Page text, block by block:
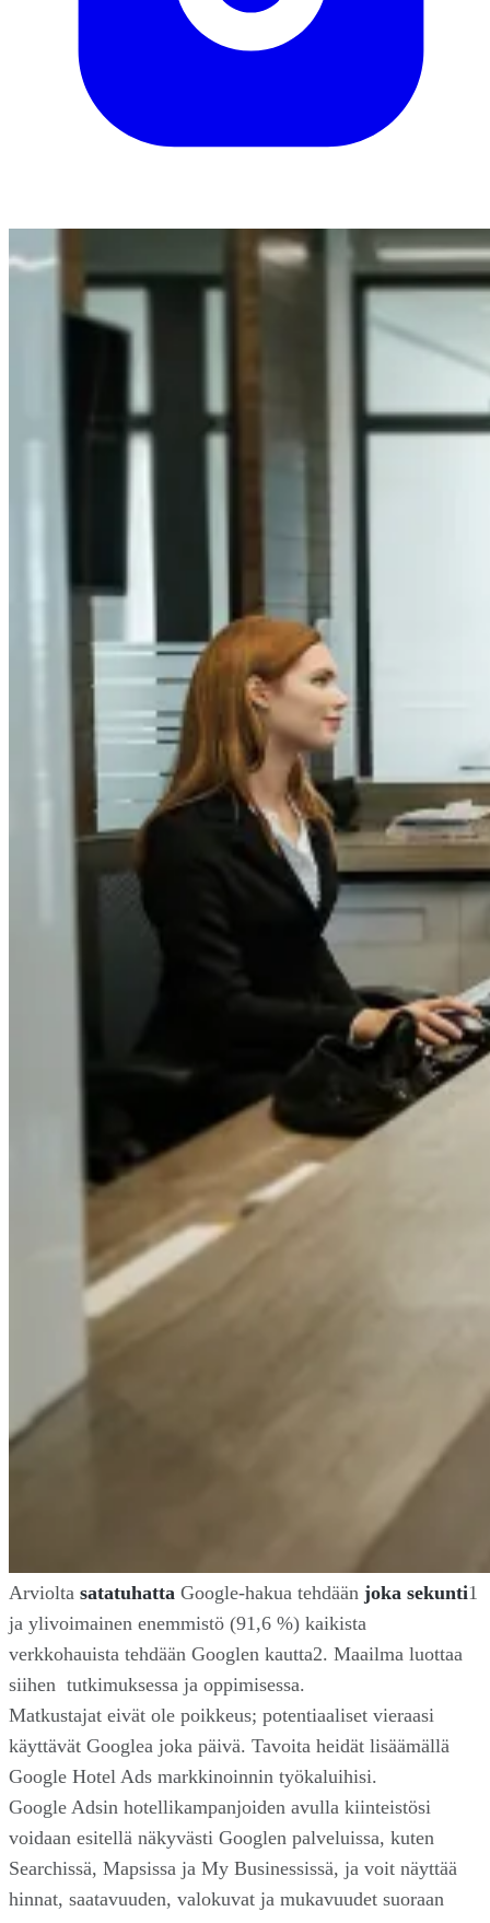
Arviolta satatuhatta Google-hakua tehdään joka sekunti1
ja ylivoimainen enemmistö (91,6 %) kaikista
verkkohauista tehdään Googlen kautta2. Maailma luottaa
siihen tutkimuksessa ja oppimisessa.
Matkustajat eivät ole poikkeus; potentiaaliset vieraasi
käyttävät Googlea joka päivä. Tavoita heidät lisäämällä
Google Hotel Ads markkinoinnin työkaluihisi.
Google Adsin hotellikampanjoiden avulla kiinteistösi
voidaan esitellä näkyvästi Googlen palveluissa, kuten
Searchissä, Mapsissa ja My Businessissä, ja voit näyttää
hinnat, saatavuuden, valokuvat ja mukavuudet suoraan